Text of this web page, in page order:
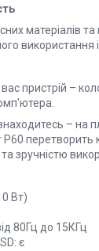
матеріалів
використання
пристрій –
– на
перетворить
та зручністю
Вт)
80Гц до 15КГц
є